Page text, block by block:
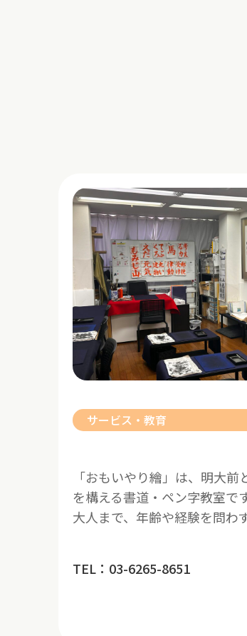
サービス・教育
「おもいやり繪」は、明大前
を構える書道・ペン字教室で
大人まで、年齢や経験を問わ
TEL：03-6265-8651